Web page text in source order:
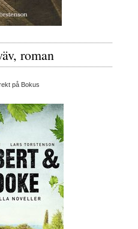
roman
på Bokus